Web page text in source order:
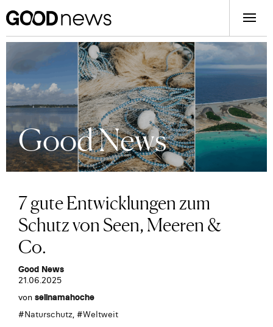
Good News
7 gute Entwicklungen zum
Schutz von Seen, Meeren &
Co.
Good News
21.06.2025
von selinamahoche
#Naturschutz, #Weltweit